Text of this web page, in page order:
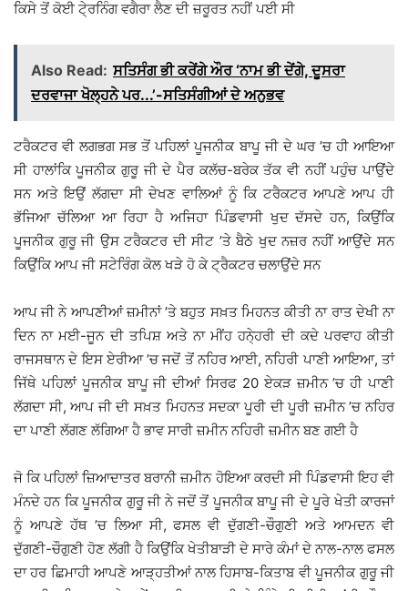
ਕਿਸੇ ਤੋਂ ਕੋਈ ਟੇ੍ਰਨਿੰਗ ਵਗੈਰਾ ਲੈਣ ਦੀ ਜ਼ਰੂਰਤ ਨਹੀਂ ਪਈ ਸੀ
Also Read: ਸਤਿਸੰਗ ਭੀ ਕਰੇਂਗੇ ਔਰ ‘ਨਾਮ ਭੀ ਦੇਂਗੇ, ਦੂਸਰਾ
ਦਰਵਾਜਾ ਖੋਲ੍ਹਨੇ ਪਰ...’-ਸਤਿਸੰਗੀਆਂ ਦੇ ਅਨੁਭਵ
ਟਰੈਕਟਰ ਵੀ ਲਗਭਗ ਸਭ ਤੋਂ ਪਹਿਲਾਂ ਪੂਜਨੀਕ ਬਾਪੂ ਜੀ ਦੇ ਘਰ ’ਚ ਹੀ ਆਇਆ
ਸੀ ਹਾਲਾਂਕਿ ਪੂਜਨੀਕ ਗੁਰੂ ਜੀ ਦੇ ਪੈਰ ਕਲੱਚ-ਬਰੇਕ ਤੱਕ ਵੀ ਨਹੀਂ ਪਹੁੰਚ ਪਾਉਂਦੇ
ਸਨ ਅਤੇ ਇਉਂ ਲੱਗਦਾ ਸੀ ਦੇਖਣ ਵਾਲਿਆਂ ਨੂੰ ਕਿ ਟਰੈਕਟਰ ਆਪਣੇ ਆਪ ਹੀ
ਭੱਜਿਆ ਚੱਲਿਆ ਆ ਰਿਹਾ ਹੈ ਅਜਿਹਾ ਪਿੰਡਵਾਸੀ ਖੁਦ ਦੱਸਦੇ ਹਨ, ਕਿਉਂਕਿ
ਪੂਜਨੀਕ ਗੁਰੂ ਜੀ ਉਸ ਟਰੈਕਟਰ ਦੀ ਸੀਟ ’ਤੇ ਬੈਠੇ ਖੁਦ ਨਜ਼ਰ ਨਹੀਂ ਆਉਂਦੇ ਸਨ
ਕਿਉਂਕਿ ਆਪ ਜੀ ਸਟੇਰਿੰਗ ਕੋਲ ਖੜੇ ਹੋ ਕੇ ਟ੍ਰੈਕਟਰ ਚਲਾਉਂਦੇ ਸਨ
ਆਪ ਜੀ ਨੇ ਆਪਣੀਆਂ ਜ਼ਮੀਨਾਂ ’ਤੇ ਬਹੁਤ ਸਖ਼ਤ ਮਿਹਨਤ ਕੀਤੀ ਨਾ ਰਾਤ ਦੇਖੀ ਨਾ
ਦਿਨ ਨਾ ਮਈ-ਜੂਨ ਦੀ ਤਪਿਸ਼ ਅਤੇ ਨਾ ਮੀਂਹ ਹਨੇ੍ਹਰੀ ਦੀ ਕਦੇ ਪਰਵਾਹ ਕੀਤੀ
ਰਾਜਸਥਾਨ ਦੇ ਇਸ ਏਰੀਆ ’ਚ ਜਦੋਂ ਤੋਂ ਨਹਿਰ ਆਈ, ਨਹਿਰੀ ਪਾਣੀ ਆਇਆ, ਤਾਂ
ਜਿੱਥੇ ਪਹਿਲਾਂ ਪੂਜਨੀਕ ਬਾਪੂ ਜੀ ਦੀਆਂ ਸਿਰਫ 20 ਏਕੜ ਜ਼ਮੀਨ ’ਚ ਹੀ ਪਾਣੀ
ਲੱਗਦਾ ਸੀ, ਆਪ ਜੀ ਦੀ ਸਖ਼ਤ ਮਿਹਨਤ ਸਦਕਾ ਪੂਰੀ ਦੀ ਪੂਰੀ ਜ਼ਮੀਨ ’ਚ ਨਹਿਰ
ਦਾ ਪਾਣੀ ਲੱਗਣ ਲੱਗਿਆ ਹੈ ਭਾਵ ਸਾਰੀ ਜ਼ਮੀਨ ਨਹਿਰੀ ਜ਼ਮੀਨ ਬਣ ਗਈ ਹੈ
ਜੋ ਕਿ ਪਹਿਲਾਂ ਜ਼ਿਆਦਾਤਰ ਬਰਾਨੀ ਜ਼ਮੀਨ ਹੋਇਆ ਕਰਦੀ ਸੀ ਪਿੰਡਵਾਸੀ ਇਹ ਵੀ
ਮੰਨਦੇ ਹਨ ਕਿ ਪੂਜਨੀਕ ਗੁਰੂ ਜੀ ਨੇ ਜਦੋਂ ਤੋਂ ਪੂਜਨੀਕ ਬਾਪੂ ਜੀ ਦੇ ਪੂਰੇ ਖੇਤੀ ਕਾਰਜਾਂ
ਨੂੰ ਆਪਣੇ ਹੱਥ ’ਚ ਲਿਆ ਸੀ, ਫਸਲ ਵੀ ਦੁੱਗਣੀ-ਚੌਗੁਣੀ ਅਤੇ ਆਮਦਨ ਵੀ
ਦੁੱਗਣੀ-ਚੌਗੁਣੀ ਹੋਣ ਲੱਗੀ ਹੈ ਕਿਉਂਕਿ ਖੇਤੀਬਾੜੀ ਦੇ ਸਾਰੇ ਕੰਮਾਂ ਦੇ ਨਾਲ-ਨਾਲ ਫਸਲ
ਦਾ ਹਰ ਛਿਮਾਹੀ ਆਪਣੇ ਆੜ੍ਹਤੀਆਂ ਨਾਲ ਹਿਸਾਬ-ਕਿਤਾਬ ਵੀ ਪੂਜਨੀਕ ਗੁਰੂ ਜੀ